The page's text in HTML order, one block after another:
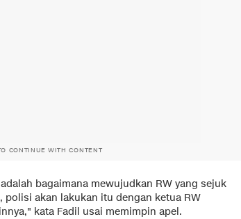
CONTINUE WITH CONTENT
bagaimana mewujudkan RW yang sejuk
polisi akan lakukan itu dengan ketua RW
kata Fadil usai memimpin apel.